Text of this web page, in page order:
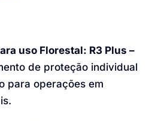
uso Florestal: R3 Plus –
de proteção individual
para operações em